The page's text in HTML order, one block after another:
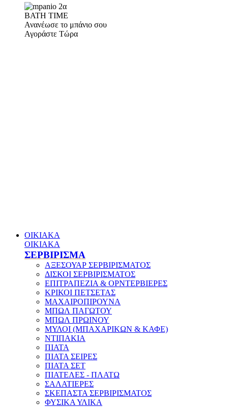
BATH TIME
Ανανέωσε το μπάνιο σου
Αγοράστε Τώρα
ΟΙΚΙΑΚΑ
ΟΙΚΙΑΚΑ
ΣΕΡΒΙΡΙΣΜΑ
ΑΞΕΣΟΥΑΡ ΣΕΡΒΙΡΙΣΜΑΤΟΣ
ΔΙΣΚΟΙ ΣΕΡΒΙΡΙΣΜΑΤΟΣ
ΕΠΙΤΡΑΠΕΖΙΑ & ΟΡΝΤΕΡΒΙΕΡΕΣ
ΚΡΙΚΟΙ ΠΕΤΣΕΤΑΣ
ΜΑΧΑΙΡΟΠΙΡΟΥΝΑ
ΜΠΩΛ ΠΑΓΩΤΟΥ
ΜΠΩΛ ΠΡΩΙΝΟΥ
ΜΥΛΟΙ (ΜΠΑΧΑΡΙΚΩΝ & ΚΑΦΕ)
ΝΤΙΠΑΚΙΑ
ΠΙΑΤΑ
ΠΙΑΤΑ ΣΕΙΡΕΣ
ΠΙΑΤΑ ΣΕΤ
ΠΙΑΤΕΛΕΣ - ΠΛΑΤΩ
ΣΑΛΑΤΙΕΡΕΣ
ΣΚΕΠΑΣΤΑ ΣΕΡΒΙΡΙΣΜΑΤΟΣ
ΦΥΣΙΚΑ ΥΛΙΚΑ